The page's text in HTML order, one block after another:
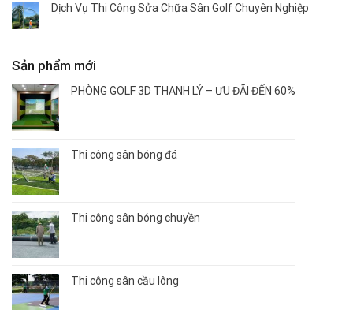
Dịch Vụ Thi Công Sửa Chữa Sân Golf Chuyên Nghiệp
Sản phẩm mới
PHÒNG GOLF 3D THANH LÝ – ƯU ĐÃI ĐẾN 60%
Thi công sân bóng đá
Thi công sân bóng chuyền
Thi công sân cầu lông